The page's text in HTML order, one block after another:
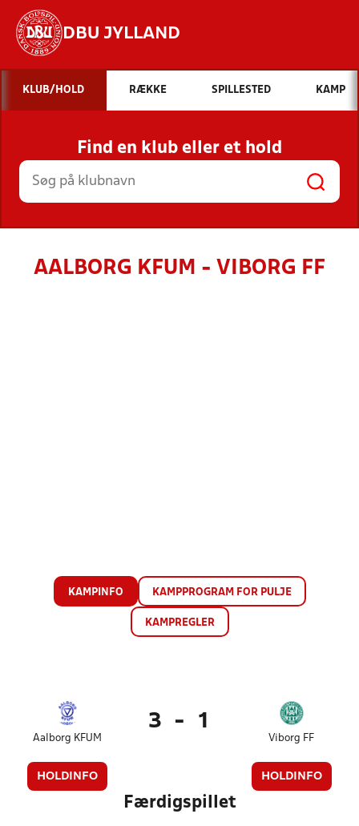
DBU JYLLAND
Hvad vil du søge efter?
INDHOLD OG NYHEDER
STILLINGER, RESULTATER, KLUBBER OG
HOLD
KLUB/HOLD RÆKKE SPILLESTED KAMP
Find en klub eller et hold
AALBORG KFUM - VIBORG FF
KAMPINFO KAMPPROGRAM FOR PULJE
KAMPREGLER
Aalborg KFUM
HOLDINFO
3 - 1
Viborg FF
HOLDINFO
Færdigspillet